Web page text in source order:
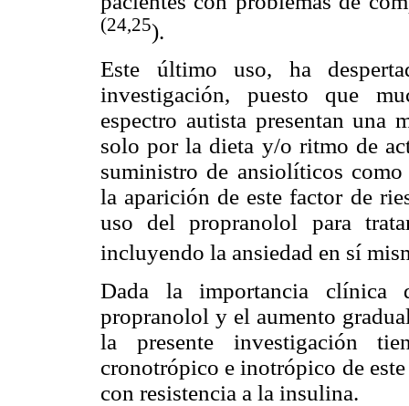
(24,25).
Este último uso, ha
investigación, puesto que
espectro autista presentan una
solo por la dieta y/o ritmo de
suministro de ansiolíticos como
la aparición de este factor de
uso del propranolol para
incluyendo la ansiedad en sí
Dada la importancia clínica
propranolol y el aumento
la presente investigación
cronotrópico e inotrópico de
con resistencia a la insulina.